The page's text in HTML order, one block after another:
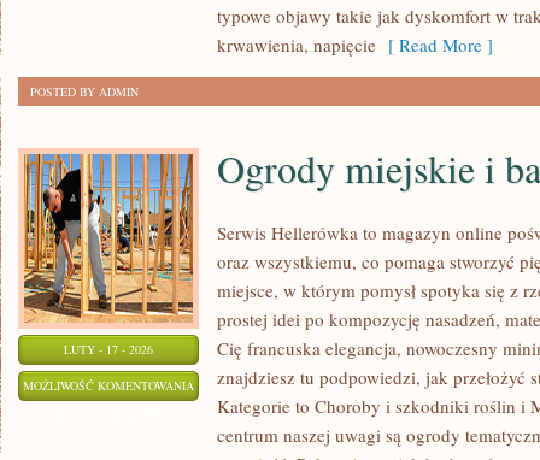
typowe objawy takie jak dyskomfort w
krwawienia, napięcie [ Read More ]
POSTED BY ADMIN
LUTY - 17 - 2026
MOŻLIWOŚĆ KOMENTOWANIA OGRODY
MIEJSKIE
Ogrody miejskie i
Serwis Hellerówka to magazyn online
oraz wszystkiemu, co pomaga stworzyć
miejsce, w którym pomysł spotyka się z
prostej idei po kompozycję nasadzeń,
Cię francuska elegancja, nowoczesny
znajdziesz tu podpowiedzi, jak przełożyć
Kategorie to Choroby i szkodniki roślin i
centrum naszej uwagi są ogrody